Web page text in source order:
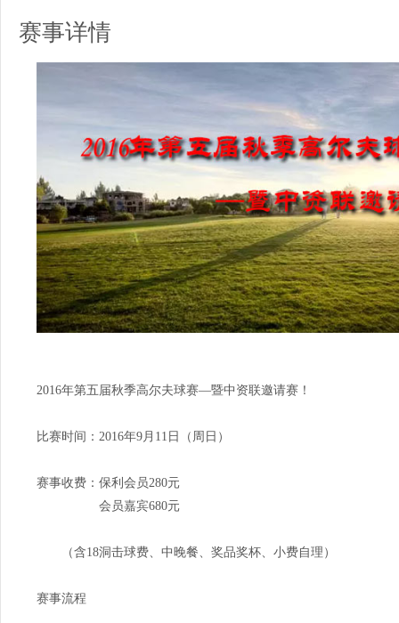
赛事详情
2016年第五届秋季高尔夫球赛—暨中资联邀请赛！
比赛时间：2016年9月11日（周日）
赛事收费：保利会员280元
会员嘉宾680元
（含18洞击球费、中晚餐、奖品奖杯、小费自理）
赛事流程